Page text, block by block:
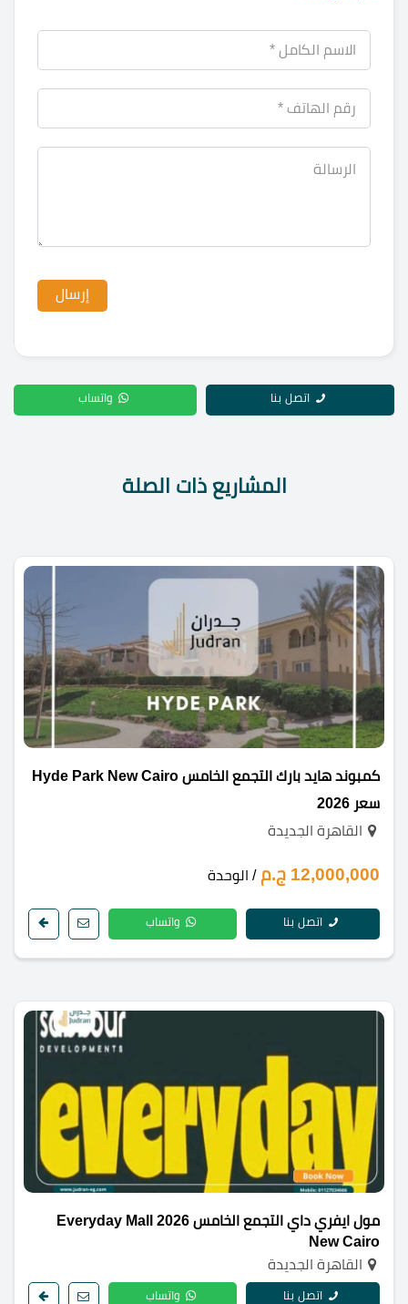
اتصل بنا واتساب
المشاريع ذات الصلة
كمبوند هايد بارك التجمع الخامس Hyde Park New Cairo
سعر 2026
القاهرة الجديدة
12,000,000 ج.م / الوحدة
اتصل بنا واتساب
مول ايفري داي التجمع الخامس 2026 Everyday Mall
New Cairo
القاهرة الجديدة
اتصل بنا واتساب